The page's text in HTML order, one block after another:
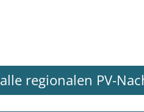
alle regionalen PV-